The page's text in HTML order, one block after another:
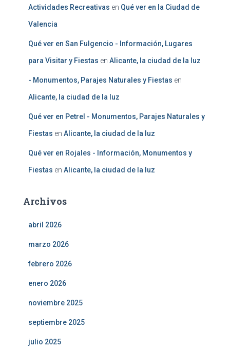
Actividades Recreativas en Qué ver en la Ciudad de
Valencia
Qué ver en San Fulgencio - Información, Lugares
para Visitar y Fiestas en Alicante, la ciudad de la luz
- Monumentos, Parajes Naturales y Fiestas en
Alicante, la ciudad de la luz
Qué ver en Petrel - Monumentos, Parajes Naturales y
Fiestas en Alicante, la ciudad de la luz
Qué ver en Rojales - Información, Monumentos y
Fiestas en Alicante, la ciudad de la luz
Archivos
abril 2026
marzo 2026
febrero 2026
enero 2026
noviembre 2025
septiembre 2025
julio 2025